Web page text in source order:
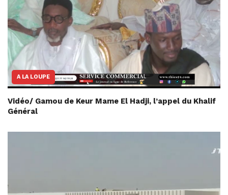
A LA LOUPE
Vidéo/ Gamou de Keur Mame El Hadji, l’appel du Khalif
Général